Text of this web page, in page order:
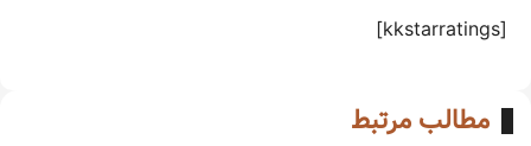
[kkstarratings]
مطالب مرتبط